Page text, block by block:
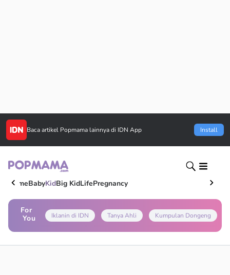
Baca artikel Popmama lainnya di IDN App Install
HomeBabyKidBig KidLifePregnancy
For
You
Iklanin di IDN Tanya Ahli Kumpulan Dongeng